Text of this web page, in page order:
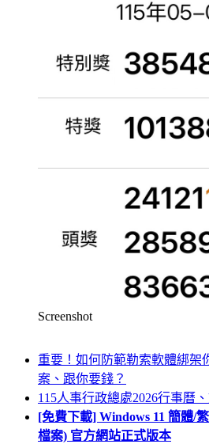
Screenshot
重要！如何防範勒索軟體綁架
案、跟你要錢？
115人事行政總處2026行事曆
[免費下載] Windows 11 簡體/
檔案) 官方網站正式版本